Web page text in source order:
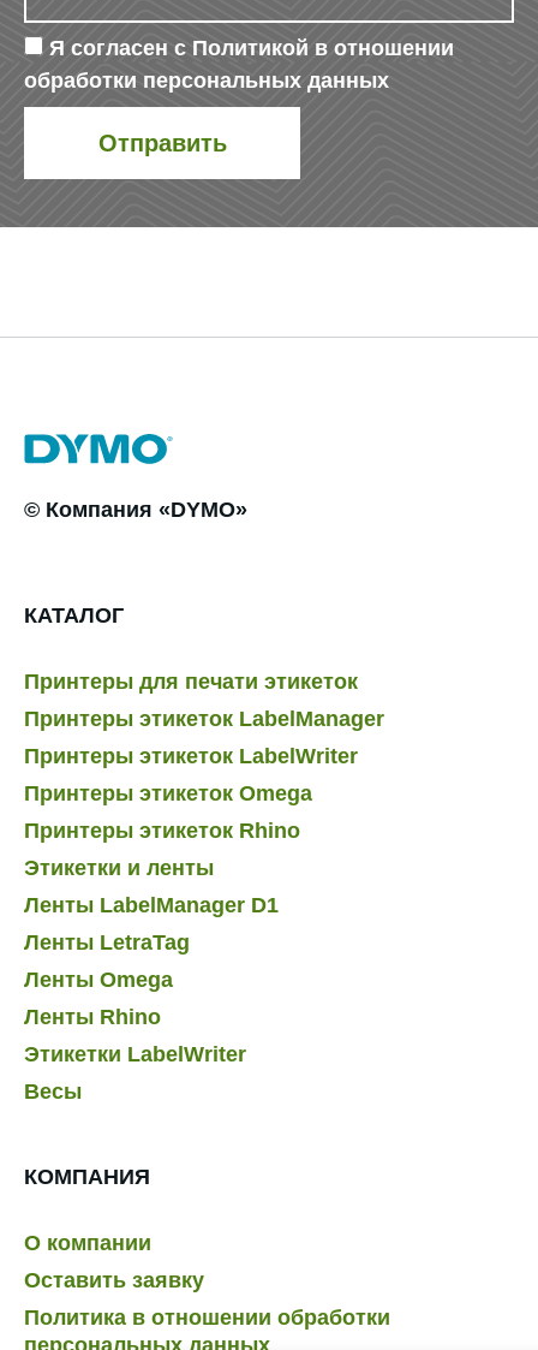
Я согласен с Политикой в отношении
обработки персональных данных
© Компания «DYMO»
КАТАЛОГ
Принтеры для печати этикеток
Принтеры этикеток LabelManager
Принтеры этикеток LabelWriter
Принтеры этикеток Omega
Принтеры этикеток Rhino
Этикетки и ленты
Ленты LabelManager D1
Ленты LetraTag
Ленты Omega
Ленты Rhino
Этикетки LabelWriter
Весы
КОМПАНИЯ
О компании
Оставить заявку
Политика в отношении обработки
персональных данных